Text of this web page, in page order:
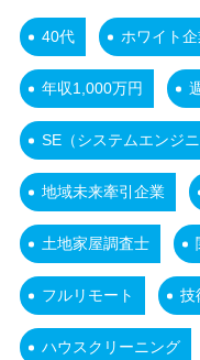
40代 ホワイト
年収1,000万円
SE（システムエンジニ
地域未来牽引企業
土地家屋調査士
フルリモート 技
ハウスクリーニング